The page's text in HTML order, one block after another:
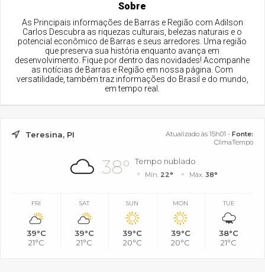
Sobre
As Principais informações de Barras e Região com Adilson
Carlos Descubra as riquezas culturais, belezas naturais e o
potencial econômico de Barras e seus arredores. Uma região
que preserva sua história enquanto avança em
desenvolvimento. Fique por dentro das novidades! Acompanhe
as notícias de Barras e Região em nossa página. Com
versatilidade, também traz informações do Brasil e do mundo,
em tempo real.
Teresina, PI Atualizado às 15h01 - Fonte:
ClimaTempo
38° Tempo nublado
Mín. 22° Máx. 38°
FRI
39°C
21°C
SAT
39°C
21°C
SUN
39°C
20°C
MON
39°C
20°C
TUE
38°C
21°C